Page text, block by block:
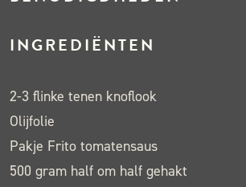
INGREDIËNTEN
2-3 flinke tenen knoflook
Olijfolie
Pakje Frito tomatensaus
500 gram half om half gehakt